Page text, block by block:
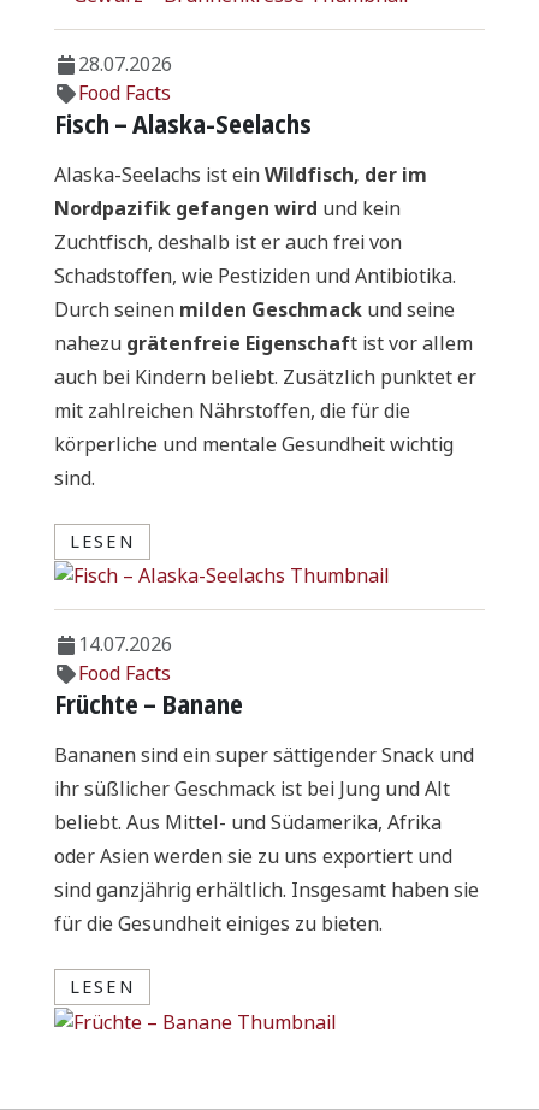
28.07.2026
Food Facts
Fisch – Alaska-Seelachs
Alaska-Seelachs ist einWildfisch, der im
Nordpazifik gefangen wird und kein
Zuchtfisch, deshalb ist er auch frei von
Schadstoffen, wie Pestiziden und Antibiotika.
Durch seinen milden Geschmack und seine
nahezu grätenfreie Eigenschaft ist vor allem
auch bei Kindern beliebt. Zusätzlich punktet er
mit zahlreichen Nährstoffen, die für die
körperliche und mentale Gesundheit wichtig
sind.
LESEN
14.07.2026
Food Facts
Früchte – Banane
Bananen sind ein super sättigender Snack und
ihr süßlicher Geschmack ist bei Jung und Alt
beliebt. Aus Mittel- und Südamerika, Afrika
oder Asien werden sie zu uns exportiert und
sind ganzjährig erhältlich. Insgesamt haben sie
für die Gesundheit einiges zu bieten.
LESEN
Food Facts
Food Facts